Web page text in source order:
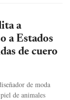
a
a Estados
de cuero
de moda
de animales